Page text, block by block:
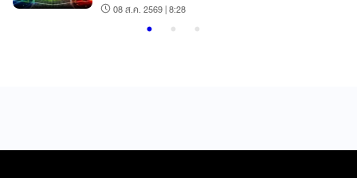
08 ส.ค. 2569 | 8:28